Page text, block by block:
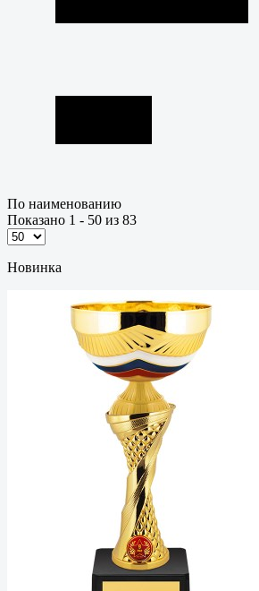
По наименованию
Показано 1 - 50 из 83
Новинка